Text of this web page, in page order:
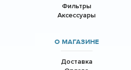
Фильтры
Аксессуары
О МАГАЗИНЕ
Доставка